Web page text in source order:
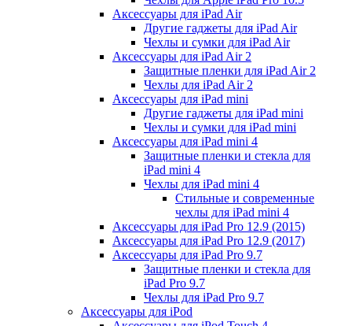
Аксессуары для iPad Air
Другие гаджеты для iPad Air
Чехлы и сумки для iPad Air
Аксессуары для iPad Air 2
Защитные пленки для iPad Air 2
Чехлы для iPad Air 2
Аксессуары для iPad mini
Другие гаджеты для iPad mini
Чехлы и сумки для iPad mini
Аксессуары для iPad mini 4
Защитные пленки и стекла для
iPad mini 4
Чехлы для iPad mini 4
Стильные и современные
чехлы для iPad mini 4
Аксессуары для iPad Pro 12.9 (2015)
Аксессуары для iPad Pro 12.9 (2017)
Аксессуары для iPad Pro 9.7
Защитные пленки и стекла для
iPad Pro 9.7
Чехлы для iPad Pro 9.7
Аксессуары для iPod